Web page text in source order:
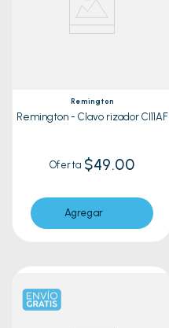
Remington
Remington - Clavo rizador CI11AF
Oferta $49.00
Agregar